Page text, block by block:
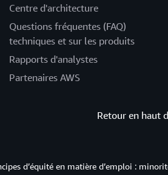
Centre d'architecture
Questions fréquentes (FAQ)
techniques et sur les produits
Rapports d'analystes
Partenaires AWS
Retour en haut
d’équité en matière d’emploi :